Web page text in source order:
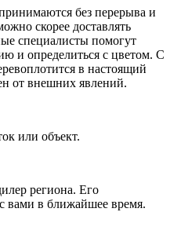
без перерыва и
скорее доставлять
специалисты помогут
и определиться с цветом. С
в настоящий
от внешних явлений.
или объект.
региона. Его
вами в ближайшее время.